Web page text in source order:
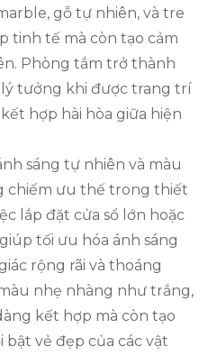
gỗ tự nhiên, và tre
tinh tế mà còn tạo cảm
Phòng tắm trở thành
tưởng khi được trang trí
hợp hài hòa giữa hiện
sáng tự nhiên và màu
chiếm ưu thế trong thiết
lắp đặt cửa sổ lớn hoặc
tối ưu hóa ánh sáng
rộng rãi và thoáng
nhẹ nhàng như trắng,
kết hợp mà còn tạo
vẻ đẹp của các vật